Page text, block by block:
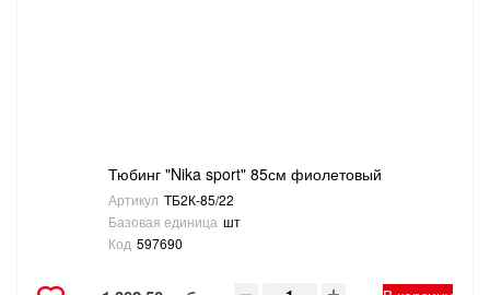
Тюбинг "Nika sport" 85см фиолетовый
Артикул ТБ2К-85/22
Базовая единица шт
Код 597690